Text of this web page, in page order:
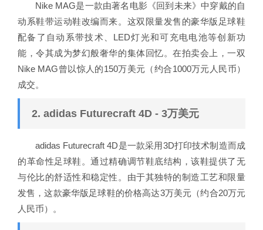
Nike MAG是一款由著名电影《回到未来》中穿戴的自
动系鞋带运动鞋改编而来。这双限量发售的豪华版足球鞋
配备了自动系带技术、LED灯光和可充电电池等创新功
能，令其成为梦幻般奢华的集体回忆。在拍卖会上，一双
Nike MAG曾以惊人的150万美元（约合1000万元人民币）
成交。
2. adidas Futurecraft 4D - 3万美元
adidas Futurecraft 4D是一款采用3D打印技术制造而成
的革命性足球鞋。通过精确调节鞋底结构，该鞋提供了无
与伦比的舒适性和稳定性。由于其独特的制造工艺和限量
发售，这款豪华版足球鞋的价格高达3万美元（约合20万元
人民币）。